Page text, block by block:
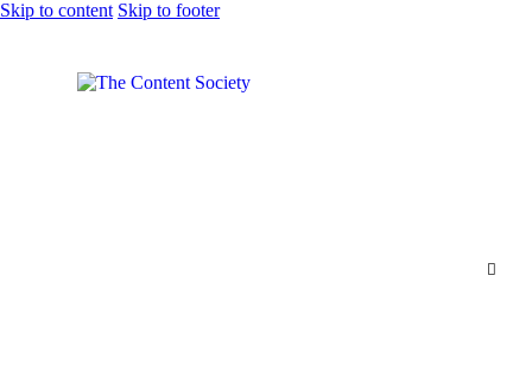
Skip to content Skip to footer